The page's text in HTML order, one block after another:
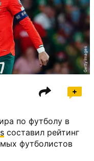
Getty Images
по футболу в
составил рейтинг
футболистов